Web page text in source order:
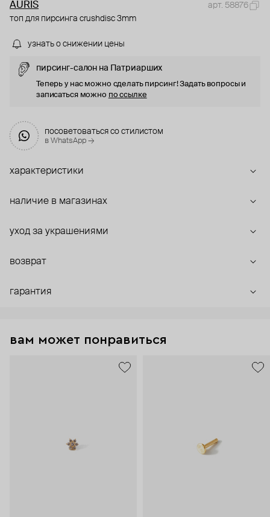
AURIS
арт. 58876
топ для пирсинга crushdisc 3mm
узнать о снижении цены
пирсинг-салон на Патриарших
Теперь у нас можно сделать пирсинг! Задать вопросы и
записаться можно по ссылке
посоветоваться со стилистом
в WhatsApp →
характеристики
наличие в магазинах
уход за украшениями
возврат
гарантия
вам может понравиться